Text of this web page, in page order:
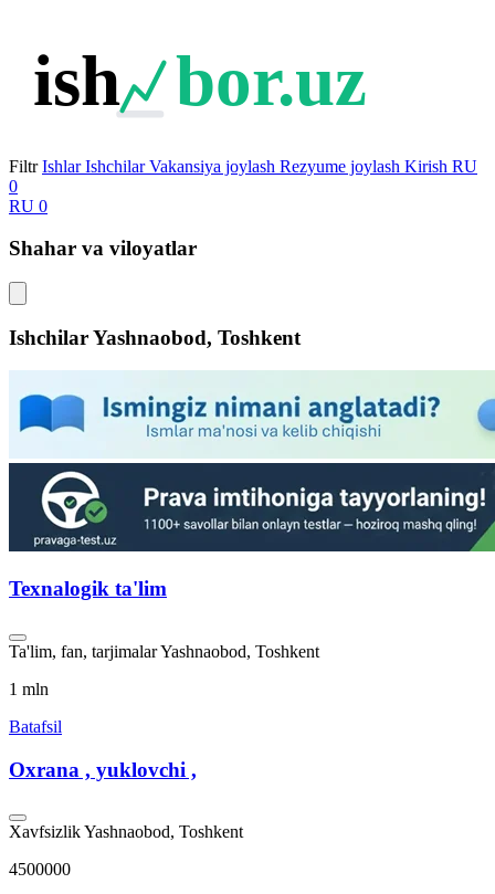
ish bor.uz
Filtr Ishlar Ishchilar Vakansiya joylash Rezyume joylash Kirish RU
0
RU 0
Shahar va viloyatlar
IshchilarYashnaobod, Toshkent
Texnalogik ta'lim
Ta'lim, fan, tarjimalarYashnaobod, Toshkent
1 mln
Batafsil
Oxrana , yuklovchi ,
XavfsizlikYashnaobod, Toshkent
4500000